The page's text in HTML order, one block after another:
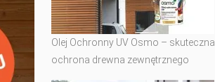
Olej Ochronny UV Osmo – skuteczna
ochrona drewna zewnętrznego